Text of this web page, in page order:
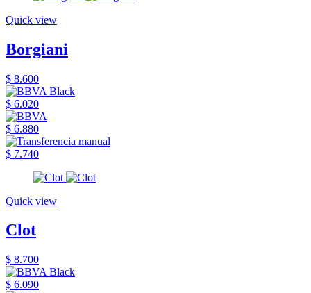
Quick view
Borgiani
$ 8.600
$ 6.020
$ 6.880
$ 7.740
Quick view
Clot
$ 8.700
$ 6.090